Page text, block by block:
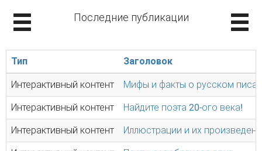
Последние публикации
Тип Заголовок
Интерактивный контент Мифы и факты о русском
Интерактивный контент Найдите поэта 20-ого века!
Интерактивный контент Иллюстрации и их